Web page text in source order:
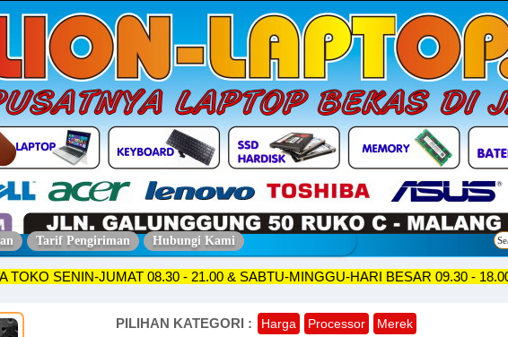
Tarif Pengiriman Hubungi Kami
BUKA TOKO SENIN-JUMAT 08.30 - 21.00 & SABTU-MINGGU-HARI BESAR 09.30
PILIHAN KATEGORI : Harga Processor Merek